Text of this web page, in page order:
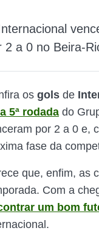
2 a 0 no Beira-
os gols de
5ª rodada do
por 2 a 0 e,
fase da
que, enfim, as
Com a
um bom